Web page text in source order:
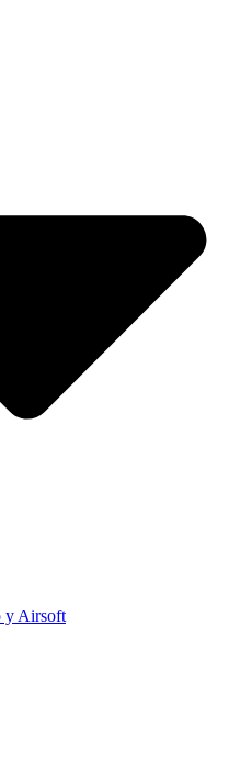
y Airsoft